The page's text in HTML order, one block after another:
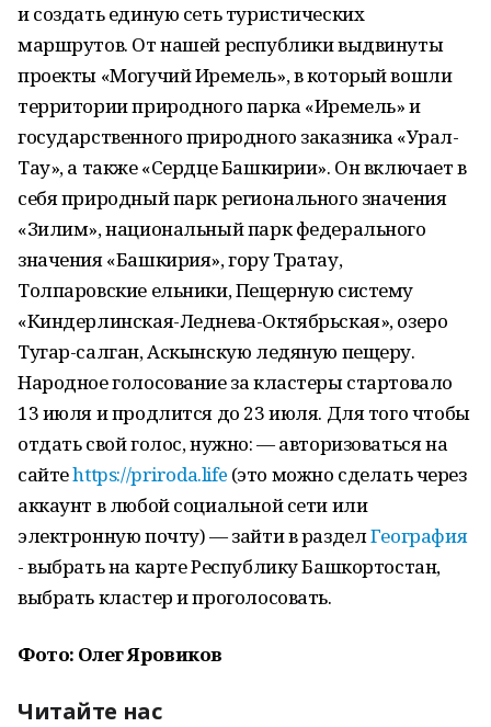
и создать единую сеть туристических
маршрутов. От нашей республики выдвинуты
проекты «Могучий Иремель», в который вошли
территории природного парка «Иремель» и
государственного природного заказника «Урал-
Тау», а также «Сердце Башкирии». Он включает в
себя природный парк регионального значения
«Зилим», национальный парк федерального
значения «Башкирия», гору Тратау,
Толпаровские ельники, Пещерную систему
«Киндерлинская-Леднева-Октябрьская», озеро
Тугар-салган, Аскынскую ледяную пещеру.
Народное голосование за кластеры стартовало
13 июля и продлится до 23 июля. Для того чтобы
отдать свой голос, нужно: — авторизоваться на
сайтеhttps://priroda.life (это можно сделать через
аккаунт в любой социальной сети или
электронную почту) — зайти в разделГеография
- выбрать на карте Республику Башкортостан,
выбрать кластер и проголосовать.
Фото: Олег Яровиков
Читайте нас